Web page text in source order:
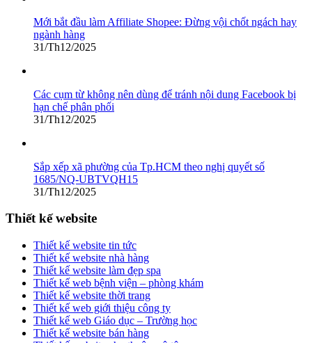
Mới bắt đầu làm Affiliate Shopee: Đừng vội chốt ngách hay
ngành hàng
31/Th12/2025
Các cụm từ không nên dùng để tránh nội dung Facebook bị
hạn chế phân phối
31/Th12/2025
Sắp xếp xã phường của Tp.HCM theo nghị quyết số
1685/NQ-UBTVQH15
31/Th12/2025
Thiết kế website
Thiết kế website tin tức
Thiết kế website nhà hàng
Thiết kế website làm đẹp spa
Thiết kế web bệnh viện – phòng khám
Thiết kế website thời trang
Thiết kế web giới thiệu công ty
Thiết kế web Giáo dục – Trường học
Thiết kế website bán hàng